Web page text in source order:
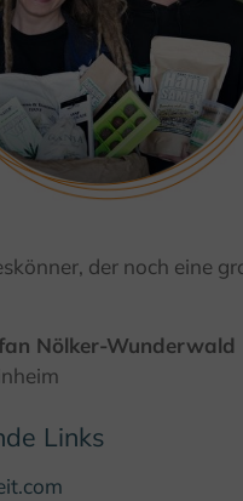
© GfW Höxter
der noch eine
Nölker-Wunderwald
Links